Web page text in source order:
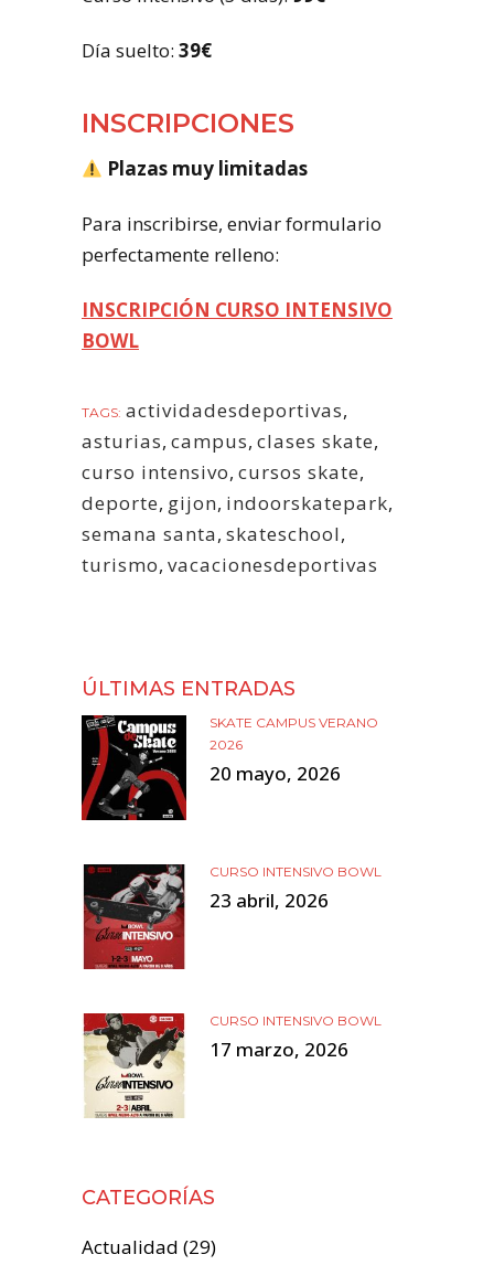
Día suelto: 39€
INSCRIPCIONES
Plazas muy limitadas
Para inscribirse, enviar formulario
perfectamente relleno:
INSCRIPCIÓN CURSO INTENSIVO
BOWL
TAGS: actividadesdeportivas,
asturias, campus, clases skate,
curso intensivo, cursos skate,
deporte, gijon, indoorskatepark,
semana santa, skateschool,
turismo, vacacionesdeportivas
ÚLTIMAS ENTRADAS
SKATE CAMPUS VERANO
2026
20 mayo, 2026
CURSO INTENSIVO BOWL
23 abril, 2026
CURSO INTENSIVO BOWL
17 marzo, 2026
CATEGORÍAS
Actualidad (29)